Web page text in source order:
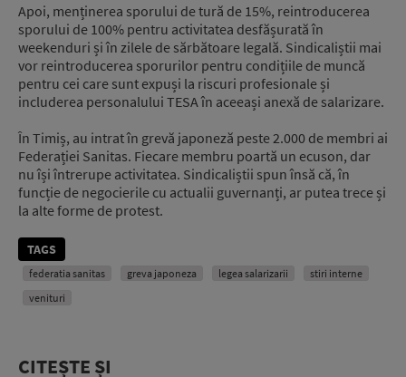
Apoi, menținerea sporului de tură de 15%, reintroducerea
sporului de 100% pentru activitatea desfășurată în
weekenduri și în zilele de sărbătoare legală. Sindicaliștii mai
vor reintroducerea sporurilor pentru condițiile de muncă
pentru cei care sunt expuși la riscuri profesionale și
includerea personalului TESA în aceeași anexă de salarizare.
În Timiș, au intrat în grevă japoneză peste 2.000 de membri ai
Federației Sanitas. Fiecare membru poartă un ecuson, dar
nu își întrerupe activitatea. Sindicaliștii spun însă că, în
funcție de negocierile cu actualii guvernanți, ar putea trece și
la alte forme de protest.
TAGS
federatia sanitas greva japoneza legea salarizarii
stiri interne
venituri
CITEȘTE ȘI